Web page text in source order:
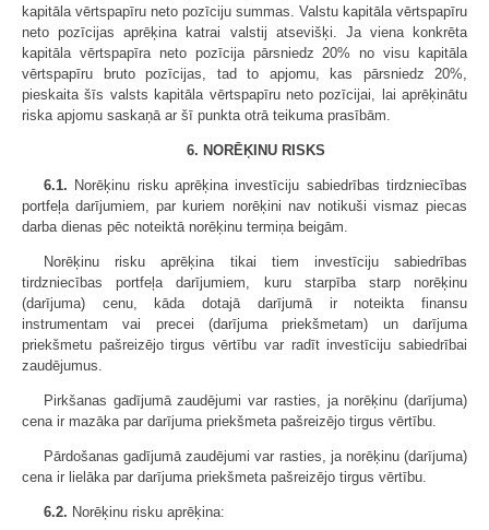
kapitāla vērtspapīru neto pozīciju summas. Valstu kapitāla vērtspapīru
neto pozīcijas aprēķina katrai valstij atsevišķi. Ja viena konkrēta
kapitāla vērtspapīra neto pozīcija pārsniedz 20% no visu kapitāla
vērtspapīru bruto pozīcijas, tad to apjomu, kas pārsniedz 20%,
pieskaita šīs valsts kapitāla vērtspapīru neto pozīcijai, lai aprēķinātu
riska apjomu saskaņā ar šī punkta otrā teikuma prasībām.
6. NORĒĶINU RISKS
6.1. Norēķinu risku aprēķina investīciju sabiedrības tirdzniecības
portfeļa darījumiem, par kuriem norēķini nav notikuši vismaz piecas
darba dienas pēc noteiktā norēķinu termiņa beigām.
Norēķinu risku aprēķina tikai tiem investīciju sabiedrības
tirdzniecības portfeļa darījumiem, kuru starpība starp norēķinu
(darījuma) cenu, kāda dotajā darījumā ir noteikta finansu
instrumentam vai precei (darījuma priekšmetam) un darījuma
priekšmetu pašreizējo tirgus vērtību var radīt investīciju sabiedrībai
zaudējumus.
Pirkšanas gadījumā zaudējumi var rasties, ja norēķinu (darījuma)
cena ir mazāka par darījuma priekšmeta pašreizējo tirgus vērtību.
Pārdošanas gadījumā zaudējumi var rasties, ja norēķinu (darījuma)
cena ir lielāka par darījuma priekšmeta pašreizējo tirgus vērtību.
6.2. Norēķinu risku aprēķina: